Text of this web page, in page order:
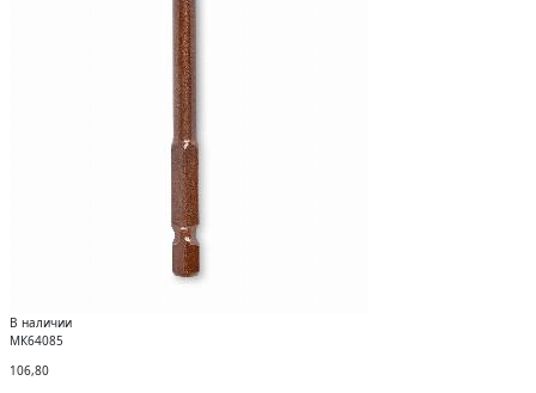
В наличии
МК64085
106,80